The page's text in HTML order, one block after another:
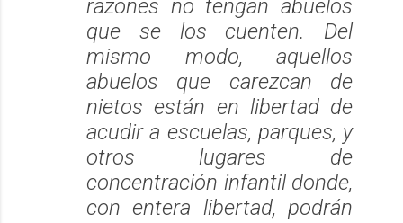
razones no tengan abuelos
que se los cuenten. Del
mismo modo, aquellos
abuelos que carezcan de
nietos están en libertad de
acudir a escuelas, parques, y
otros lugares de
concentración infantil donde,
con entera libertad, podrán